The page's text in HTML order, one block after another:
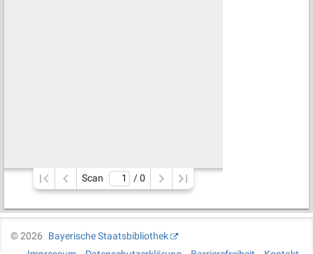
Scan / 0
©2026
Bayerische Staatsbibliothek